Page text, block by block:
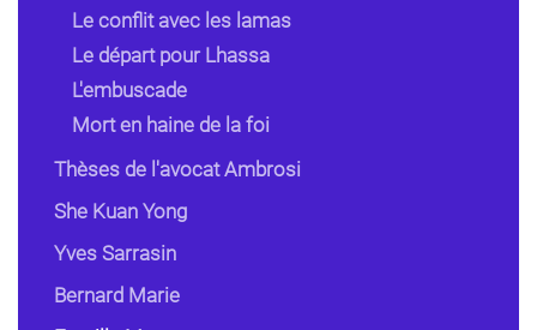
Le conflit avec les lamas
Le départ pour Lhassa
L'embuscade
Mort en haine de la foi
Thèses de l'avocat Ambrosi
She Kuan Yong
Yves Sarrasin
Bernard Marie